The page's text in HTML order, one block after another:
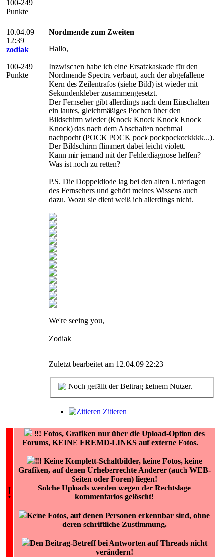
100-249
Punkte
10.04.09
12:39
zodiak
100-249
Punkte
Nordmende zum Zweiten
Hallo,
Inzwischen habe ich eine Ersatzkaskade für den
Nordmende Spectra verbaut, auch der abgefallene
Kern des Zeilentrafos (siehe Bild) ist wieder mit
Sekundenkleber zusammengesetzt.
Der Fernseher gibt allerdings nach dem Einschalten
ein lautes, gleichmäßiges Pochen über den
Bildschirm wieder (Knock Knock Knock Knock
Knock) das nach dem Abschalten nochmal
nachpocht (POCK POCK pock pockpockockkkk...).
Der Bildschirm flimmert dabei leicht violett.
Kann mir jemand mit der Fehlerdiagnose helfen?
Was ist noch zu retten?
P.S. Die Doppeldiode lag bei den alten Unterlagen
des Fernsehers und gehört meines Wissens auch
dazu. Wozu sie dient weiß ich allerdings nicht.
We're seeing you,
Zodiak
Zuletzt bearbeitet am 12.04.09 22:23
Noch gefällt der Beitrag keinem Nutzer.
Zitieren
!
!!! Fotos, Grafiken nur über die Upload-Option des
Forums, KEINE FREMD-LINKS auf externe Fotos.
!!! Keine Komplett-Schaltbilder, keine Fotos, keine
Grafiken, auf denen Urheberrechte Anderer (auch WEB-
Seiten oder Foren) liegen!
Solche Uploads werden wegen der Rechtslage
kommentarlos gelöscht!
Keine Fotos, auf denen Personen erkennbar sind, ohne
deren schriftliche Zustimmung.
Den Beitrag-Betreff bei Antworten auf Threads nicht
verändern!